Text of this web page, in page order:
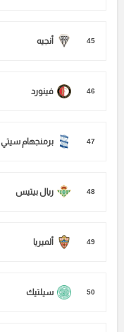
45 أنجيه
46 فينورد
47 برمنجهام سيتي
48 ريال بيتيس
49 ألميريا
50 سيلتيك